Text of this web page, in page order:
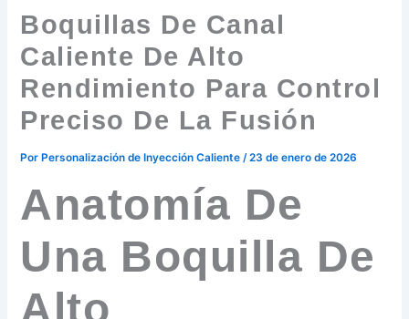
Boquillas De Canal
Caliente De Alto
Rendimiento Para Control
Preciso De La Fusión
PorPersonalización de Inyección Caliente /23 de enero de 2026
Anatomía De
Una Boquilla De
Alto